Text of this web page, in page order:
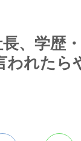
、学歴
れたら